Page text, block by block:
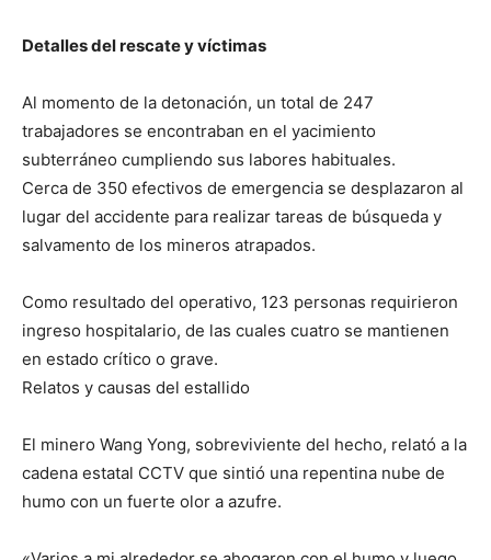
Detalles del rescate y víctimas
Al momento de la detonación, un total de 247
trabajadores se encontraban en el yacimiento
subterráneo cumpliendo sus labores habituales.
Cerca de 350 efectivos de emergencia se desplazaron al
lugar del accidente para realizar tareas de búsqueda y
salvamento de los mineros atrapados.
Como resultado del operativo, 123 personas requirieron
ingreso hospitalario, de las cuales cuatro se mantienen
en estado crítico o grave.
Relatos y causas del estallido
El minero Wang Yong, sobreviviente del hecho, relató a la
cadena estatal CCTV que sintió una repentina nube de
humo con un fuerte olor a azufre.